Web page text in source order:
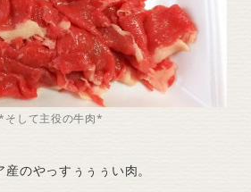
そして主役の牛肉*
のやっすぅぅぅい肉。